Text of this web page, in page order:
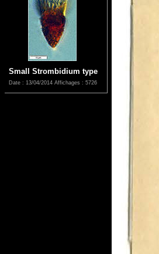
Small Strombidium type
Date : 13/04/2014 Affichages : 5726